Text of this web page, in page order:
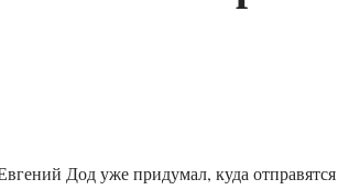
Дод уже придумал, куда отправятся